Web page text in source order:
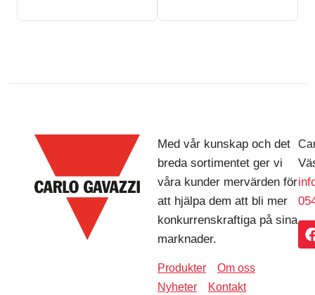
Med vår kunskap och det
breda sortimentet ger vi
våra kunder mervärden för
att hjälpa dem att bli mer
konkurrenskraftiga på sina
marknader.
Produkter
Om oss
Nyheter
Kontakt